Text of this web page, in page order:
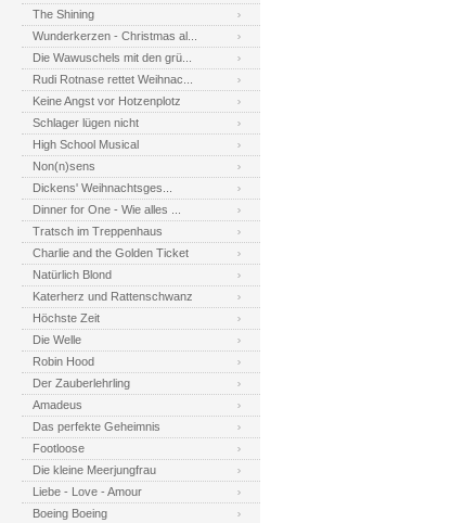
The Shining
Wunderkerzen - Christmas al...
Die Wawuschels mit den grü...
Rudi Rotnase rettet Weihnac...
Keine Angst vor Hotzenplotz
Schlager lügen nicht
High School Musical
Non(n)sens
Dickens' Weihnachtsges...
Dinner for One - Wie alles ...
Tratsch im Treppenhaus
Charlie and the Golden Ticket
Natürlich Blond
Katerherz und Rattenschwanz
Höchste Zeit
Die Welle
Robin Hood
Der Zauberlehrling
Amadeus
Das perfekte Geheimnis
Footloose
Die kleine Meerjungfrau
Liebe - Love - Amour
Boeing Boeing